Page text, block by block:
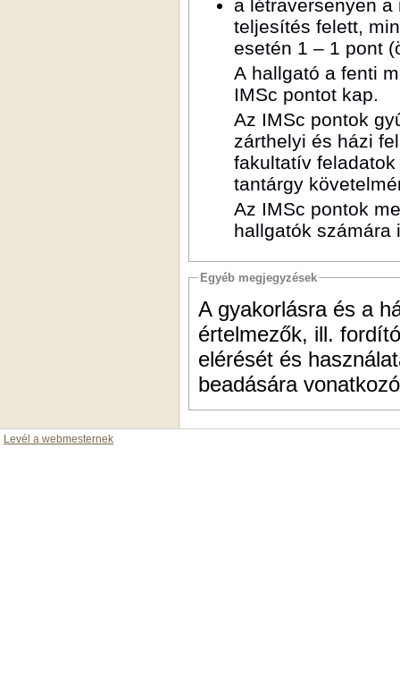
a létraversenyen
teljesítés felett,
esetén 1 – 1 pont
A hallgató a fenti
IMSc pontot kap.
Az IMSc pontok
zárthelyi és házi
fakultatív
tantárgy
Az IMSc pontok
hallgatók számára
Egyéb megjegyzések
A gyakorlásra és a házi feladatok megoldására használható
értelmezők, ill.
elérését és
beadására
Levél a webmesternek